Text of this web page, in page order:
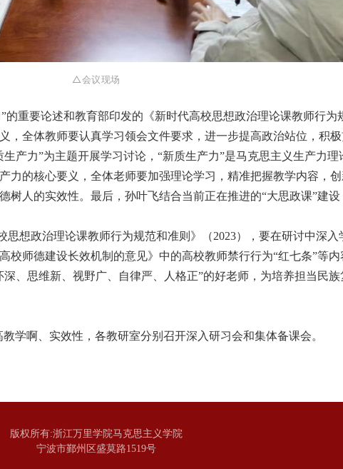
△会议现场
重要论述和教育部印发的《新时代高校思想政治理论课教师行为
，全体教师要认真学习领会文件要求，进一步提高政治站位，积
产力”为主题开展学习讨论，“新质生产力”是马克思主义生产力
力的核心要义，全体老师要加强理论学习，精准把握教学内容，
树人的实效性。最后，孙叶飞结合当前正在推进的“大思政课”建
想政治理论课教师行为规范和准则》（2023），要在研讨中深
校师德建设长效机制的意见》中的高校教师禁行行为“红七条”等
、思维新、视野广、自律严、人格正”的好老师，为培养担当民
学啊、实效性，各教研室分别召开深入研习会和集体备课会。
版权所有:浙江万里学院马克思主义学院
宁波市鄞州区盛莫路1519号